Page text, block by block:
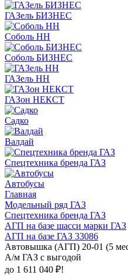
ГАЗель БИЗНЕС
Соболь НН
Соболь БИЗНЕС
ГАЗель НН
ГАЗон НЕКСТ
Садко
Валдай
Спецтехника бренда ГАЗ
Автобусы
Главная
Модельный ряд ГАЗ
Спецтехника бренда ГАЗ
АГП на базе шасси марки ГАЗ
АГП на базе ГАЗ 33086
Автовышка (АГП) 20-01 (5
А/м ГАЗ с выгодой
до 1 611 040 ₽!